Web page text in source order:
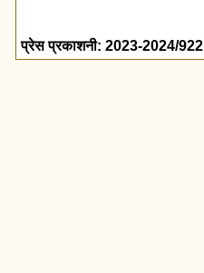
प्रेस प्रकाशनी: 2023-2024/922